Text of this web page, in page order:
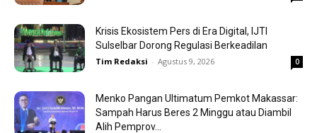
Krisis Ekosistem Pers di Era Digital, IJTI
Sulselbar Dorong Regulasi Berkeadilan
Tim Redaksi - Agustus 9, 2026 0
Menko Pangan Ultimatum Pemkot Makassar:
Sampah Harus Beres 2 Minggu atau Diambil
Alih Pemprov...